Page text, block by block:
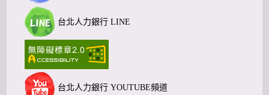
台北人力銀行 LINE
台北人力銀行 YOUTUBE頻道